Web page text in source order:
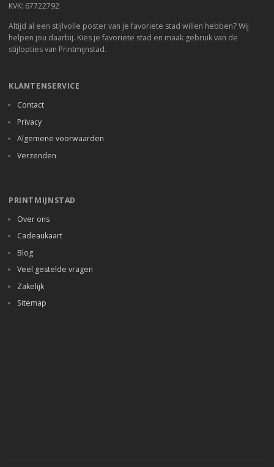
KVK: 67722792
Altijd al een stijlvolle poster van je favoriete stad willen hebben? Wij
helpen jou daarbij. Kies je favoriete stad en maak gebruik van de
stijlopties van Printmijnstad.
KLANTENSERVICE
Contact
Privacy
Algemene voorwaarden
Verzenden
PRINTMIJNSTAD
Over ons
Cadeaukaart
Blog
Veel gestelde vragen
Zakelijk
Sitemap